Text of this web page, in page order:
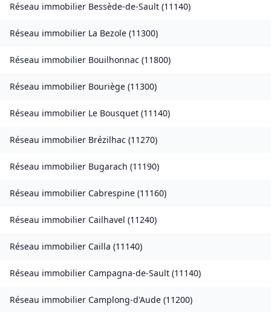
Réseau immobilier Bessède-de-Sault (11140)
Réseau immobilier La Bezole (11300)
Réseau immobilier Bouilhonnac (11800)
Réseau immobilier Bouriège (11300)
Réseau immobilier Le Bousquet (11140)
Réseau immobilier Brézilhac (11270)
Réseau immobilier Bugarach (11190)
Réseau immobilier Cabrespine (11160)
Réseau immobilier Cailhavel (11240)
Réseau immobilier Cailla (11140)
Réseau immobilier Campagna-de-Sault (11140)
Réseau immobilier Camplong-d'Aude (11200)